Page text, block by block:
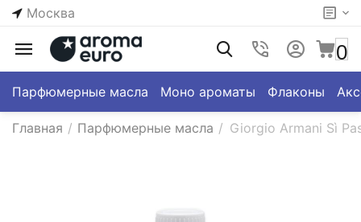
Москва
0
Парфюмерные масла Моно ароматы Флаконы
Главная / Парфюмерные масла / Giorgio Armani Sì